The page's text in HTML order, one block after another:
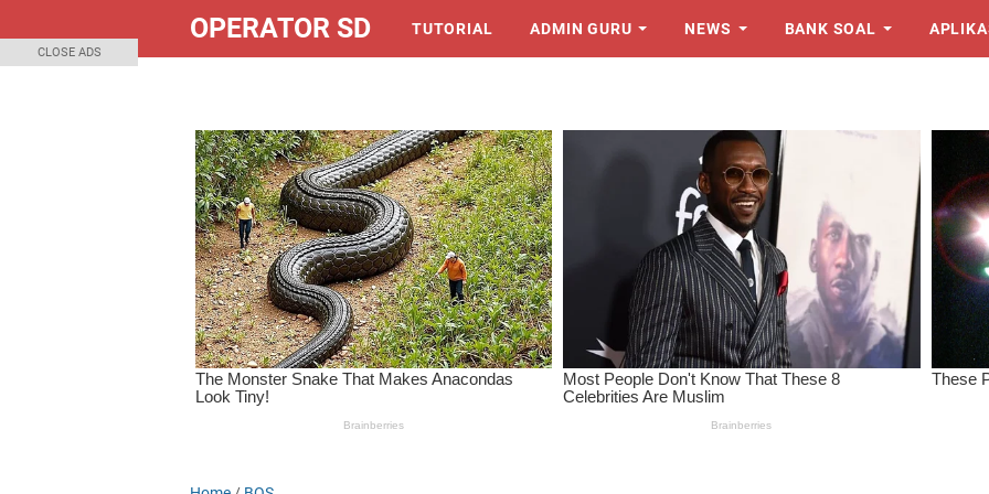
OPERATOR SD TUTORIAL ADMIN GURU NEWS BANK SOAL
CLOSE ADS